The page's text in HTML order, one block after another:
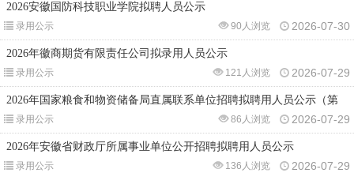
2026安徽国防科技职业学院拟聘人员公示
录用公示 2026-07-30
90人浏览
2026年徽商期货有限责任公司拟录用人员公示
录用公示 2026-07-29
121人浏览
2026年国家粮食和物资储备局直属联系单位招聘拟聘用人员公示（第
录用公示 2026-07-29
86人浏览
2026年安徽省财政厅所属事业单位公开招聘拟聘用人员公示
录用公示 2026-07-29
136人浏览